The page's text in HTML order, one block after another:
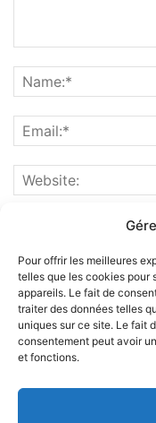
Pour offrir les meilleures
telles que les cookies pour
appareils. Le fait de
traiter des données telles
uniques sur ce site. Le fait
consentement peut avoir
et fonctions.